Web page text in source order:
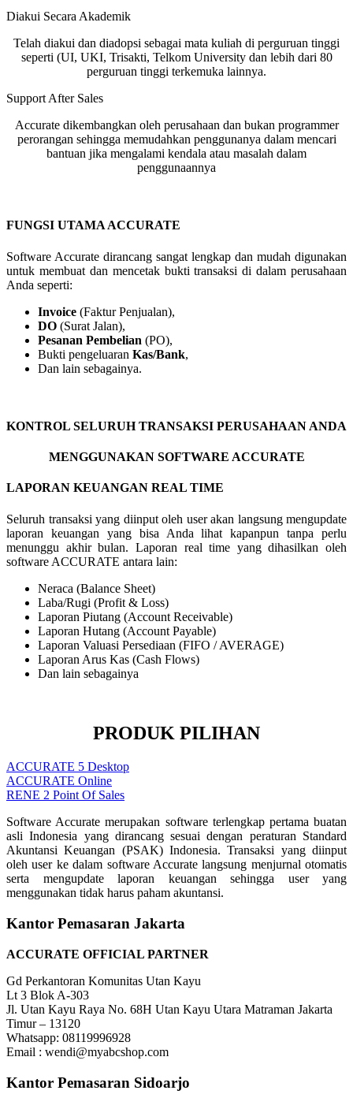
Diakui Secara Akademik
Telah diakui dan diadopsi sebagai mata kuliah di perguruan tinggi
seperti (UI, UKI, Trisakti, Telkom University dan lebih dari 80
perguruan tinggi terkemuka lainnya.
Support After Sales
Accurate dikembangkan oleh perusahaan dan bukan programmer
perorangan sehingga memudahkan penggunanya dalam mencari
bantuan jika mengalami kendala atau masalah dalam
penggunaannya
FUNGSI UTAMA ACCURATE
Software Accurate dirancang sangat lengkap dan mudah digunakan
untuk membuat dan mencetak bukti transaksi di dalam perusahaan
Anda seperti:
Invoice (Faktur Penjualan),
DO (Surat Jalan),
Pesanan Pembelian (PO),
Bukti pengeluaran Kas/Bank,
Dan lain sebagainya.
KONTROL SELURUH TRANSAKSI PERUSAHAAN ANDA
MENGGUNAKAN SOFTWARE ACCURATE
LAPORAN KEUANGAN REAL TIME
Seluruh transaksi yang diinput oleh user akan langsung mengupdate
laporan keuangan yang bisa Anda lihat kapanpun tanpa perlu
menunggu akhir bulan. Laporan real time yang dihasilkan oleh
software ACCURATE antara lain:
Neraca (Balance Sheet)
Laba/Rugi (Profit & Loss)
Laporan Piutang (Account Receivable)
Laporan Hutang (Account Payable)
Laporan Valuasi Persediaan (FIFO / AVERAGE)
Laporan Arus Kas (Cash Flows)
Dan lain sebagainya
PRODUK PILIHAN
ACCURATE 5 Desktop
ACCURATE Online
RENE 2 Point Of Sales
Software Accurate merupakan software terlengkap pertama buatan
asli Indonesia yang dirancang sesuai dengan peraturan Standard
Akuntansi Keuangan (PSAK) Indonesia. Transaksi yang diinput
oleh user ke dalam software Accurate langsung menjurnal otomatis
serta mengupdate laporan keuangan sehingga user yang
menggunakan tidak harus paham akuntansi.
Kantor Pemasaran Jakarta
ACCURATE OFFICIAL PARTNER
Gd Perkantoran Komunitas Utan Kayu
Lt 3 Blok A-303
Jl. Utan Kayu Raya No. 68H Utan Kayu Utara Matraman Jakarta
Timur – 13120
Whatsapp: 08119996928
Email : wendi@myabcshop.com
Kantor Pemasaran Sidoarjo